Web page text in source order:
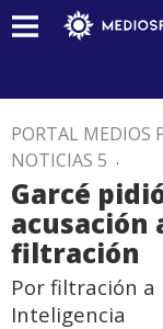
PORTAL MEDIOS
NOTICIAS 5 .
Garcé
acusación
filtración
Por filtración a
Inteligencia